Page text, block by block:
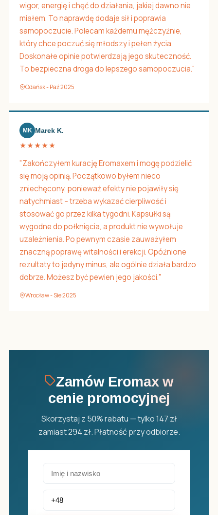
wigor, energię i chęć do działania, jakiej dawno nie
miałem. To naprawdę dodaje sił i poprawia
samopoczucie. Polecam każdemu mężczyźnie,
który chce poczuć się młodszy i pełen życia.
Doskonałe opinie potwierdzają jego skuteczność.
To bezpieczna droga do lepszego samopoczucia."
Gdańsk - Paź 2025
MK Marek K.
★★★★★
"Zakończyłem kurację Eromaxem i mogę podzielić
się moją opinią. Początkowo byłem nieco
zniechęcony, ponieważ efekty nie pojawiły się
natychmiast – trzeba wykazać cierpliwość i
stosować go przez kilka tygodni. Kapsułki są
wygodne do połknięcia, a produkt nie wywołuje
uzależnienia. Po pewnym czasie zauważyłem
znaczną poprawę witalności i erekcji. Opóźnione
rezultaty to jedyny minus, ale ogólnie działa bardzo
dobrze. Możesz być pewien jego jakości."
Wrocław - Sie 2025
Zamów Eromax w
cenie promocyjnej
Skorzystaj z 50% rabatu — tylko 147 zł
zamiast 294 zł. Płatność przy odbiorze.